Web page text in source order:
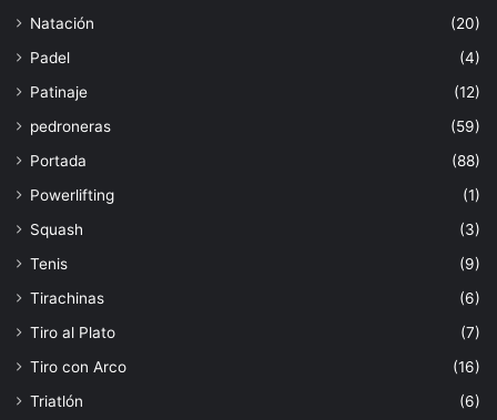
Natación
(20)
Padel
(4)
Patinaje
(12)
pedroneras
(59)
Portada
(88)
Powerlifting
(1)
Squash
(3)
Tenis
(9)
Tirachinas
(6)
Tiro al Plato
(7)
Tiro con Arco
(16)
Triatlón
(6)